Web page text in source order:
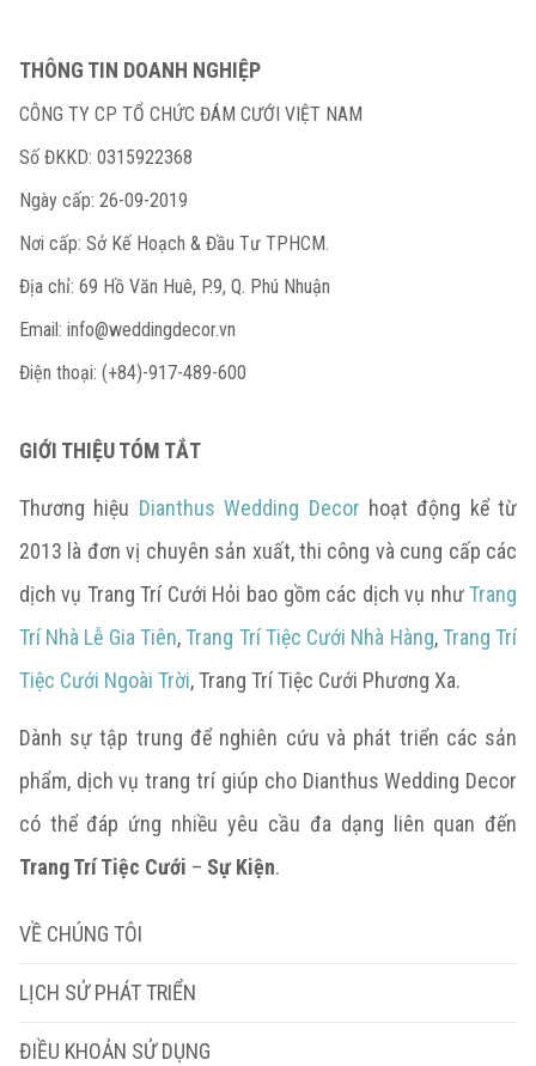
THÔNG TIN DOANH NGHIỆP
CÔNG TY CP TỔ CHỨC ĐÁM CƯỚI VIỆT NAM
Số ĐKKD: 0315922368
Ngày cấp: 26-09-2019
Nơi cấp: Sở Kế Hoạch & Đầu Tư TPHCM.
Địa chỉ: 69 Hồ Văn Huê, P.9, Q. Phú Nhuận
Email: info@weddingdecor.vn
Điện thoại: (+84)-917-489-600
GIỚI THIỆU TÓM TẮT
Thương hiệu Dianthus Wedding Decor hoạt động kể từ
2013 là đơn vị chuyên sản xuất, thi công và cung cấp các
dịch vụ Trang Trí Cưới Hỏi bao gồm các dịch vụ nhưTrang
Trí Nhà Lễ Gia Tiên,Trang Trí Tiệc Cưới Nhà Hàng,Trang Trí
Tiệc Cưới Ngoài Trời, Trang Trí Tiệc Cưới Phương Xa.
Dành sự tập trung để nghiên cứu và phát triển các sản
phẩm, dịch vụ trang trí giúp cho Dianthus Wedding Decor
có thể đáp ứng nhiều yêu cầu đa dạng liên quan đến
Trang Trí Tiệc Cưới – Sự Kiện.
VỀ CHÚNG TÔI
LỊCH SỬ PHÁT TRIỂN
ĐIỀU KHOẢN SỬ DỤNG